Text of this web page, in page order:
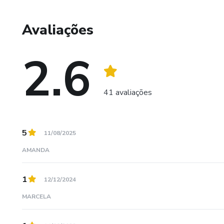
Avaliações
2.6 41 avaliações
5 11/08/2025
AMANDA
1 12/12/2024
MARCELA